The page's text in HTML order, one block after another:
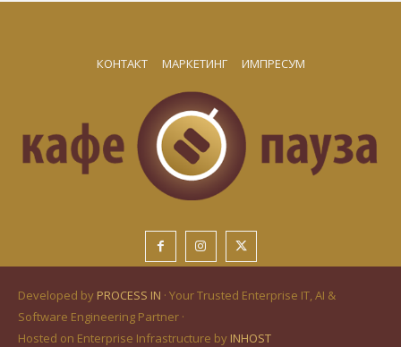
КОНТАКТ МАРКЕТИНГ ИМПРЕСУМ
Developed by PROCESS IN · Your Trusted Enterprise IT, AI &
Software Engineering Partner ·
Hosted on Enterprise Infrastructure by INHOST